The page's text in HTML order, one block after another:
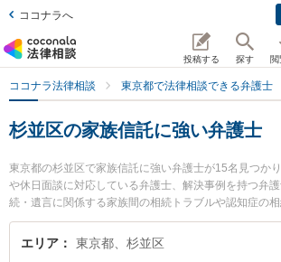
ココナラへ
投稿する 探す
ココナラ法律相談 東京都で法律相談できる弁護士
杉並区の家族信託に強い弁護士
東京都の杉並区で家族信託に強い弁護士が15名見つか
や休日面談に対応している弁護士、解決事例を持つ弁
続・遺言に関係する家族間の相続トラブルや認知症の
な分野での絞り込み検索もでき便利です。特に桜上水
護士や弁護士法人KTG 杉並法律事務所の小島 麗香弁護
エリア 東京都、杉並区